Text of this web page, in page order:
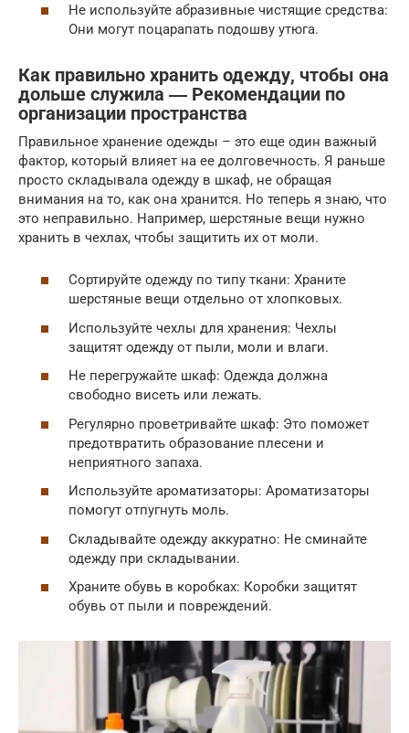
Не используйте абразивные чистящие средства:
Они могут поцарапать подошву утюга.
Как правильно хранить одежду, чтобы она
дольше служила ― Рекомендации по
организации пространства
Правильное хранение одежды – это еще один важный
фактор, который влияет на ее долговечность. Я раньше
просто складывала одежду в шкаф, не обращая
внимания на то, как она хранится. Но теперь я знаю, что
это неправильно. Например, шерстяные вещи нужно
хранить в чехлах, чтобы защитить их от моли.
Сортируйте одежду по типу ткани: Храните
шерстяные вещи отдельно от хлопковых.
Используйте чехлы для хранения: Чехлы
защитят одежду от пыли, моли и влаги.
Не перегружайте шкаф: Одежда должна
свободно висеть или лежать.
Регулярно проветривайте шкаф: Это поможет
предотвратить образование плесени и
неприятного запаха.
Используйте ароматизаторы: Ароматизаторы
помогут отпугнуть моль.
Складывайте одежду аккуратно: Не сминайте
одежду при складывании.
Храните обувь в коробках: Коробки защитят
обувь от пыли и повреждений.